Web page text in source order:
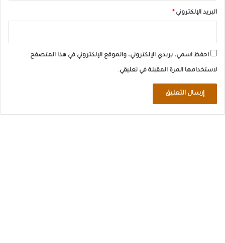
البريد الإلكتروني*
احفظ اسمي، بريدي الإلكتروني، والموقع الإلكتروني في هذا المتصفح
لاستخدامها المرة المقبلة في تعليقي.